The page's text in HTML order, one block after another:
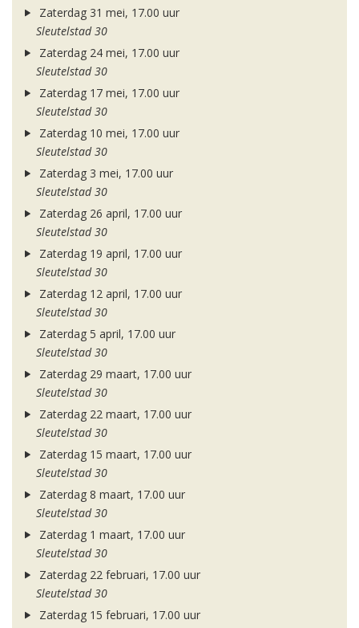
Zaterdag 31 mei, 17.00 uur
Sleutelstad 30
Zaterdag 24 mei, 17.00 uur
Sleutelstad 30
Zaterdag 17 mei, 17.00 uur
Sleutelstad 30
Zaterdag 10 mei, 17.00 uur
Sleutelstad 30
Zaterdag 3 mei, 17.00 uur
Sleutelstad 30
Zaterdag 26 april, 17.00 uur
Sleutelstad 30
Zaterdag 19 april, 17.00 uur
Sleutelstad 30
Zaterdag 12 april, 17.00 uur
Sleutelstad 30
Zaterdag 5 april, 17.00 uur
Sleutelstad 30
Zaterdag 29 maart, 17.00 uur
Sleutelstad 30
Zaterdag 22 maart, 17.00 uur
Sleutelstad 30
Zaterdag 15 maart, 17.00 uur
Sleutelstad 30
Zaterdag 8 maart, 17.00 uur
Sleutelstad 30
Zaterdag 1 maart, 17.00 uur
Sleutelstad 30
Zaterdag 22 februari, 17.00 uur
Sleutelstad 30
Zaterdag 15 februari, 17.00 uur